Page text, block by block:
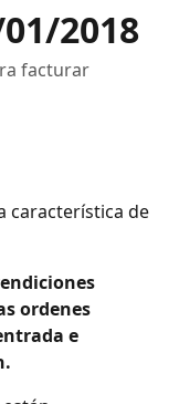
2018
facturar
característica de
ordenes
e